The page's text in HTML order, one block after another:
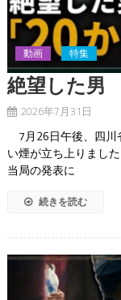
動画 特集
絶望した男
2026年7月31日
7月26日午後、四川
い煙が立ち上りまし
当局の発表に
続きを読む